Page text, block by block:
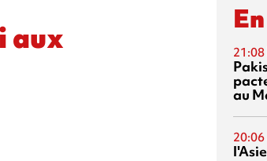
aux 21:08
au
20:06